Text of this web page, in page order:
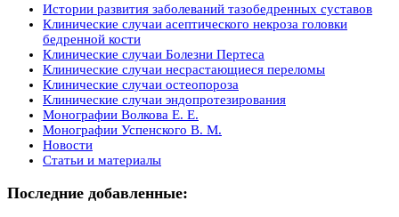
Истории развития заболеваний тазобедренных суставов
Клинические случаи асептического некроза головки
бедренной кости
Клинические случаи Болезни Пертеса
Клинические случаи несрастающиеся переломы
Клинические случаи остеопороза
Клинические случаи эндопротезирования
Монографии Волкова Е. Е.
Монографии Успенского В. М.
Новости
Статьи и материалы
Последние добавленные: